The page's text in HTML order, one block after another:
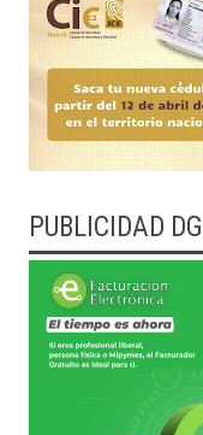
PUBLICIDAD DGII